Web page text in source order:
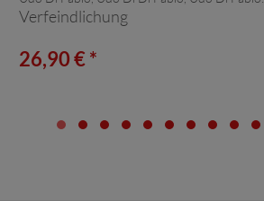
Verfeindlichung
26,90 € *